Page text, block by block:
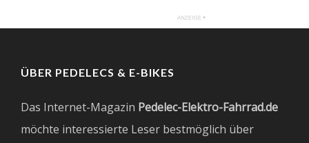
ÜBER PEDELECS & E-BIKES
Das Internet-Magazin Pedelec-Elektro-Fahrrad.de
möchte interessierte Leser bestmöglich über